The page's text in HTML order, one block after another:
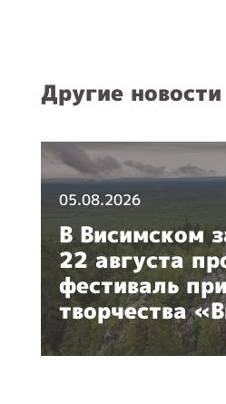
Другие новости
05.08.2026
В Висимском
22 августа
фестиваль
творчества